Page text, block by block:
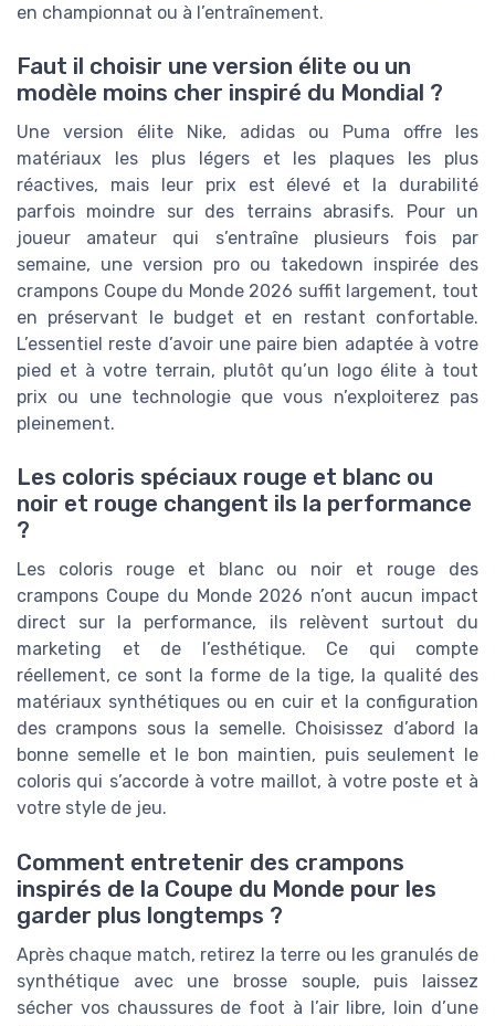
en championnat ou à l’entraînement.
Faut il choisir une version élite ou un
modèle moins cher inspiré du Mondial ?
Une version élite Nike, adidas ou Puma offre les
matériaux les plus légers et les plaques les plus
réactives, mais leur prix est élevé et la durabilité
parfois moindre sur des terrains abrasifs. Pour un
joueur amateur qui s’entraîne plusieurs fois par
semaine, une version pro ou takedown inspirée des
crampons Coupe du Monde 2026 suffit largement, tout
en préservant le budget et en restant confortable.
L’essentiel reste d’avoir une paire bien adaptée à votre
pied et à votre terrain, plutôt qu’un logo élite à tout
prix ou une technologie que vous n’exploiterez pas
pleinement.
Les coloris spéciaux rouge et blanc ou
noir et rouge changent ils la performance
?
Les coloris rouge et blanc ou noir et rouge des
crampons Coupe du Monde 2026 n’ont aucun impact
direct sur la performance, ils relèvent surtout du
marketing et de l’esthétique. Ce qui compte
réellement, ce sont la forme de la tige, la qualité des
matériaux synthétiques ou en cuir et la configuration
des crampons sous la semelle. Choisissez d’abord la
bonne semelle et le bon maintien, puis seulement le
coloris qui s’accorde à votre maillot, à votre poste et à
votre style de jeu.
Comment entretenir des crampons
inspirés de la Coupe du Monde pour les
garder plus longtemps ?
Après chaque match, retirez la terre ou les granulés de
synthétique avec une brosse souple, puis laissez
sécher vos chaussures de foot à l’air libre, loin d’une